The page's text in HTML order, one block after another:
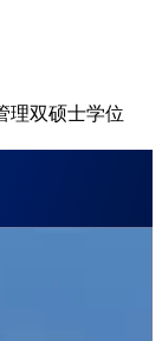
理双硕士学位